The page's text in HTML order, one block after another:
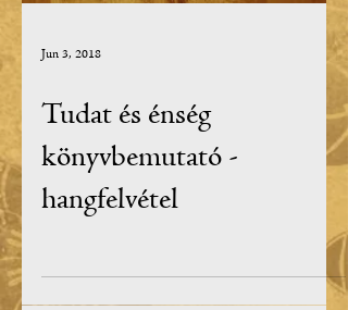
Jun 3, 2018
Tudat és énség
könyvbemutató -
hangfelvétel